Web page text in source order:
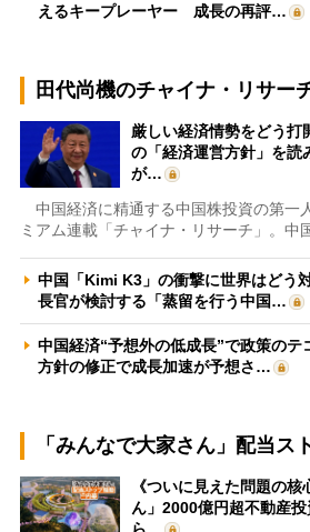
えるキープレーヤー 成長の再評…
田代尚機のチャイナ・リサー
厳しい経済情勢をどう打
の「経済運営方針」を
が…
中国経済に精通する中国株投資の第一
ミアム連載「チャイナ・リサーチ」。中
中国「Kimi K3」の衝撃に世界はどう
長官が検討する「蒸留を行う中国…
中国経済“予想外の低成長”で政策の
方針の修正で成長加速が予想さ…
「みんなで大家さん」配当ス
《ついに見えた問題の
ん」2000億円超不動産投
ら…